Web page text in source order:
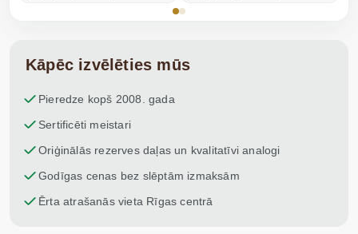
Kāpēc izvēlēties mūs
Pieredze kopš 2008. gada
Sertificēti meistari
Oriģinālās rezerves daļas un kvalitatīvi analogi
Godīgas cenas bez slēptām izmaksām
Ērta atrašanās vieta Rīgas centrā